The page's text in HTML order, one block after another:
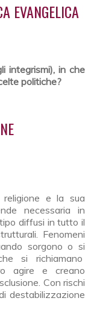
EVANGELICA
integrismi), in che
politiche?
religione e la sua
necessaria in
diffusi in tutto il
Fenomeni
sorgono o si
si richiamano
agire e creano
Con rischi
destabilizzazione